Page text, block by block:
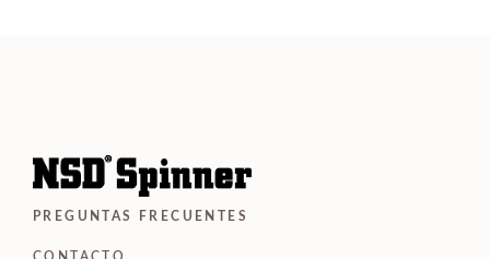
PREGUNTAS FRECUENTES